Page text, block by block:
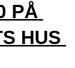
PÅ
HUS